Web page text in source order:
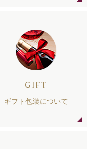
GIFT
ギフト包装について